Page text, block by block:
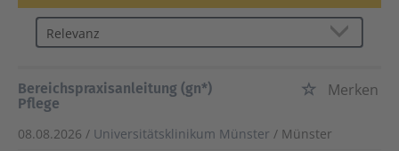
Bereichspraxisanleitung (gn*)
Pflege
Merken
08.08.2026 / Universitätsklinikum Münster / Münster